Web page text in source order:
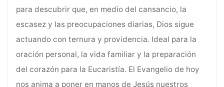
para descubrir que, en medio del cansancio, la
escasez y las preocupaciones diarias, Dios sigue
actuando con ternura y providencia. Ideal para la
oración personal, la vida familiar y la preparación
del corazón para la Eucaristía. El Evangelio de hoy
nos anima a poner en manos de Jesús nuestros